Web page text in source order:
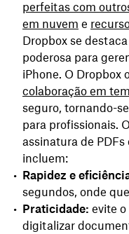
perfeitas com
em nuvem e
Dropbox se
poderosa para
iPhone. O Dropbox
colaboração em
seguro, tornando-
para profissionais.
assinatura de
incluem:
Rapidez e
segundos, onde
Praticidade: evite
digitalizar